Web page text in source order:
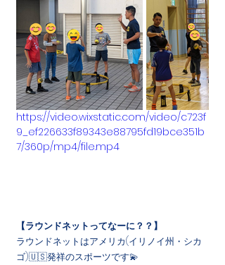
https://video.wixstatic.com/video/c723f
9_ef226633f89343e88795fd19bce351b
7/360p/mp4/file.mp4
【ラウンドネットってなーに？？】
ラウンドネットはアメリカ(イリノイ州・シカ
ゴ)🇺🇸発祥のスポーツです💫